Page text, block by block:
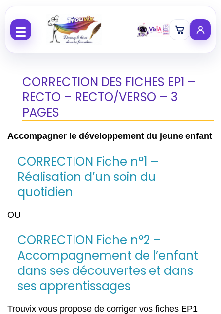
CORRECTION DES FICHES EP1 –
RECTO – RECTO/VERSO – 3
PAGES
Accompagner le développement du jeune enfant
CORRECTION Fiche n°1 –
Réalisation d’un soin du
quotidien
OU
CORRECTION Fiche n°2 –
Accompagnement de l’enfant
dans ses découvertes et dans
ses apprentissages
Trouvix vous propose de corriger vos fiches EP1